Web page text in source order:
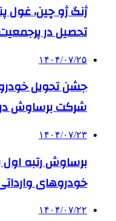
ژنگ ژو چین، غول
تحصیل در
۱۴۰۴/۰۷/۲۵
جشن تحویل
شرکت برساوش در
۱۴۰۴/۰۷/۲۳
برساوش رتبه
خودروهای
۱۴۰۴/۰۷/۲۲